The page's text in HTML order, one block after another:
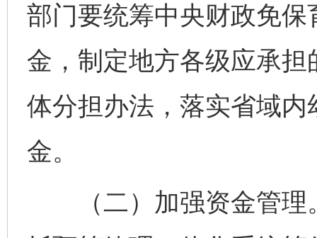
部门要统筹中央财政免
金，制定地方各级应承
体分担办法，落实省域
金。
（二）加强资金管理